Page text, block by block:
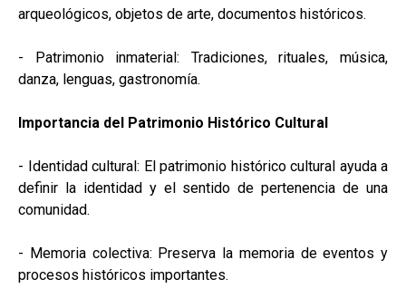
arqueológicos, objetos de arte, documentos históricos.
- Patrimonio inmaterial: Tradiciones, rituales, música,
danza, lenguas, gastronomía.
Importancia del Patrimonio Histórico Cultural
- Identidad cultural: El patrimonio histórico cultural ayuda a
definir la identidad y el sentido de pertenencia de una
comunidad.
- Memoria colectiva: Preserva la memoria de eventos y
procesos históricos importantes.